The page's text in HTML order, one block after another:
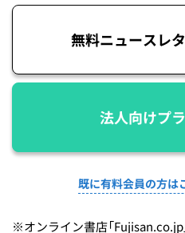
無料ニュースレ
法人向けプ
既に有料会員の方は
※オンライン書店「Fujisan.co.jp